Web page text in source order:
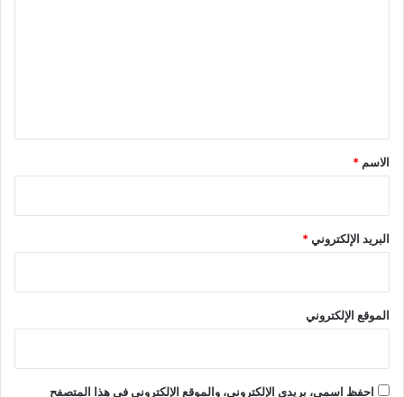
*
الاسم *
البريد الإلكتروني*
الموقع الإلكتروني
احفظ اسمي، بريدي الإلكتروني، والموقع الإلكتروني في هذا المتصفح